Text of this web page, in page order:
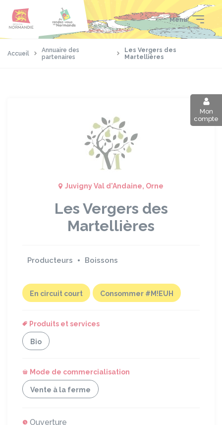
contenu
pied
Menu
Mon
compte
Accueil
Annuaire des
partenaires
Les Vergers des
Martellières
Juvigny Val d'Andaine, Orne
Les Vergers des
Martellières
Producteurs Boissons
En circuit court Consommer #M!EUH
Produits et services
Bio
Mode de commercialisation
Vente à la ferme
Ouverture
Panneau de gestion des cookies